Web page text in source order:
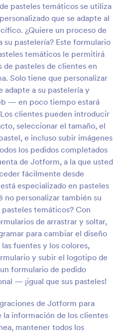
pasteles temáticos se utiliza
que se adapte al
¿Quiere un proceso de
su pastelería? Este formulario
temáticos le permitirá
pasteles de clientes en
Solo tiene que personalizar
adapte a su pastelería y
— en poco tiempo estará
clientes pueden introducir
seleccionar el tamaño, el
e incluso subir imágenes
los pedidos completados
de Jotform, a la que usted
fácilmente desde
especializado en pasteles
no personalizar también su
temáticos? Con
de arrastrar y soltar,
para cambiar el diseño
fuentes y los colores,
y subir el logotipo de
formulario de pedido
— ¡igual que sus pasteles!
de Jotform para
información de los clientes
mantener todos los
previa
De Pinturas
los clientes ordenen
sucursal, recoge el
y cantidad de producto
plantilla